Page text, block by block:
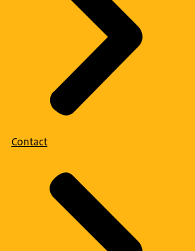
Contact